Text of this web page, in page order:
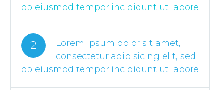
do eiusmod tempor incididunt ut labore
2
Lorem ipsum dolor sit amet,
consectetur adipisicing elit, sed
do eiusmod tempor incididunt ut labore